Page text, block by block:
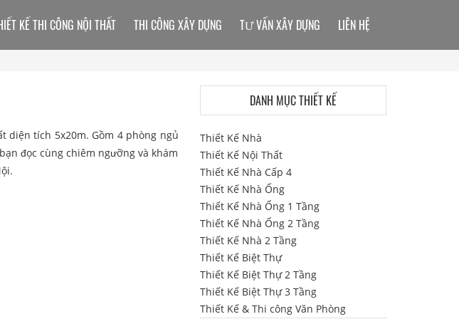
tích 5x20m. Gồm 4 phòng ngủ
đọc cùng chiêm ngưỡng và khám
KẾ THI CÔNG NỘI THẤT THI CÔNG XÂY DỰNG TƯ VẤN XÂY DỰNG LIÊN HỆ
DANH MỤC THIẾT KẾ
Thiết Kế Nhà
Thiết Kế Nội Thất
Thiết Kế Nhà Cấp 4
Thiết Kế Nhà Ống
Thiết Kế Nhà Ống 1 Tầng
Thiết Kế Nhà Ống 2 Tầng
Thiết Kế Nhà 2 Tầng
Thiết Kế Biệt Thự
Thiết Kế Biệt Thự 2 Tầng
Thiết Kế Biệt Thự 3 Tầng
Thiết Kế & Thi công Văn Phòng